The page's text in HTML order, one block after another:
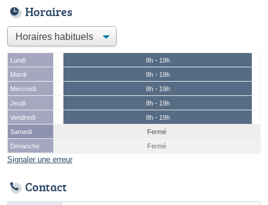
Horaires
Lundi
8h - 19h
Mardi
8h - 19h
Mercredi
8h - 19h
Jeudi
8h - 19h
Vendredi
8h - 19h
Samedi
Fermé
Dimanche
Fermé
Signaler une erreur
Contact